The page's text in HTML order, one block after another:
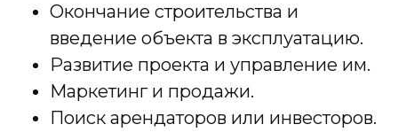
Окончание строительства и
введение объекта в эксплуатацию.
Развитие проекта и управление им.
Маркетинг и продажи.
Поиск арендаторов или инвесторов.